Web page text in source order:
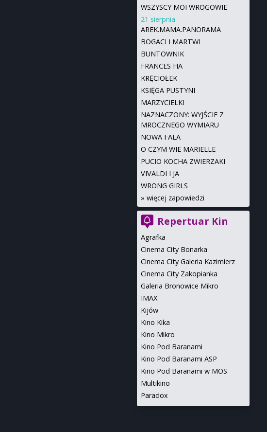
WSZYSCY MOI WROGOWIE
21 sierpnia
AREK.MAMA.PANORAMA
BOGACI I MARTWI
BUNTOWNIK
FRANCES HA
KRĘCIOŁEK
KSIĘGA PUSTYNI
MARZYCIELKI
NAZNACZONY: WYJŚCIE Z
MROCZNEGO WYMIARU
NOWA FALA
O CZYM WIE MARIELLE
PUCIO KOCHA ZWIERZAKI
VIVALDI I JA
WRONG GIRLS
» więcej zapowiedzi
Repertuar Kin
Agrafka
Cinema City Bonarka
Cinema City Galeria Kazimierz
Cinema City Zakopianka
Galeria Bronowice Mikro
IMAX
Kijów
Kino Kika
Kino Mikro
Kino Pod Baranami
Kino Pod Baranami ASP
Kino Pod Baranami w MOS
Multikino
Paradox